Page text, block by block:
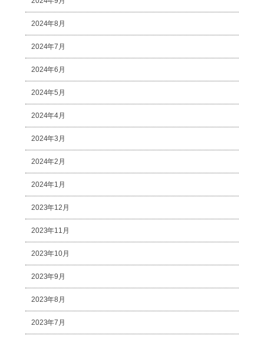
2024年8月
2024年7月
2024年6月
2024年5月
2024年4月
2024年3月
2024年2月
2024年1月
2023年12月
2023年11月
2023年10月
2023年9月
2023年8月
2023年7月